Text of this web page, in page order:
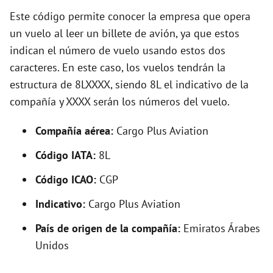
y
V
i
d
o
Este código permite conocer la empresa que opera
un vuelo al leer un billete de avión, ya que estos
indican el número de vuelo usando estos dos
caracteres. En este caso, los vuelos tendrán la
estructura de 8LXXXX, siendo 8L el indicativo de la
compañía y XXXX serán los números del vuelo.
Compañía aérea: Cargo Plus Aviation
Código IATA: 8L
Código ICAO: CGP
Indicativo: Cargo Plus Aviation
País de origen de la compañía: Emiratos Árabes
Unidos